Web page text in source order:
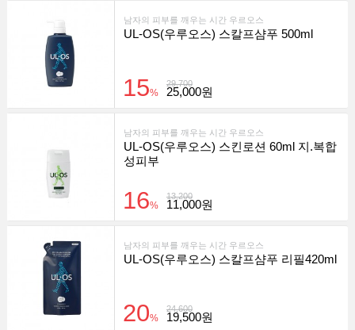
남자의 피부를 깨우는 시간 우르오스
UL-OS(우루오스) 스칼프샴푸 500ml
29,700
15% 25,000원
남자의 피부를 깨우는 시간 우르오스
UL-OS(우루오스) 스킨로션 60ml 지.복합
성피부
13,200
16% 11,000원
남자의 피부를 깨우는 시간 우르오스
UL-OS(우루오스) 스칼프샴푸 리필420ml
24,600
20% 19,500원